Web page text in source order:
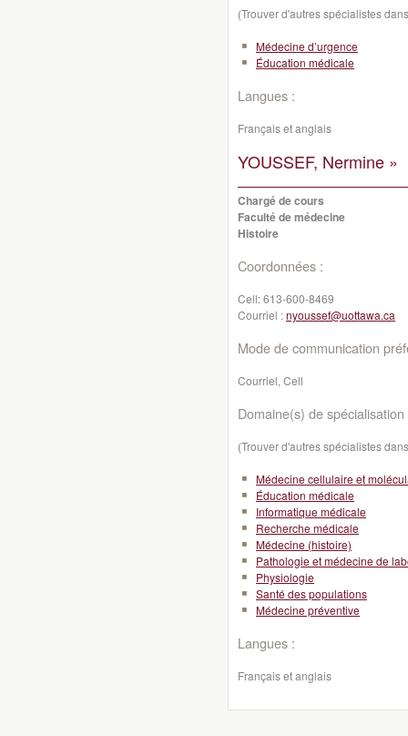
(Trouver d'autres spécialistes
Médecine d’urgence
Éducation médicale
Langues :
Français et anglais
YOUSSEF, Nermine »
Chargé de cours
Faculté de médecine
Histoire
Coordonnées :
Cell:613-600-8469
Courriel :nyoussef@uottawa.ca
Mode de communication
Courriel, Cell
Domaine(s) de spécialisation
(Trouver d'autres spécialistes
Médecine cellulaire et
Éducation médicale
Informatique médicale
Recherche médicale
Médecine (histoire)
Pathologie et médecine de
Physiologie
Santé des populations
Médecine préventive
Langues :
Français et anglais